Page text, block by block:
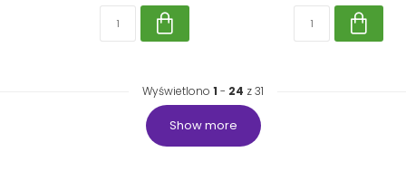
Wyświetlono 1 - 24 z 31
Show more